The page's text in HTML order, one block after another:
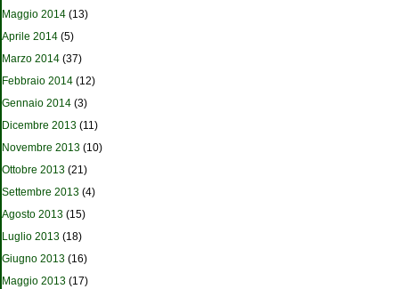
Maggio 2014 (13)
Aprile 2014 (5)
Marzo 2014 (37)
Febbraio 2014 (12)
Gennaio 2014 (3)
Dicembre 2013 (11)
Novembre 2013 (10)
Ottobre 2013 (21)
Settembre 2013 (4)
Agosto 2013 (15)
Luglio 2013 (18)
Giugno 2013 (16)
Maggio 2013 (17)